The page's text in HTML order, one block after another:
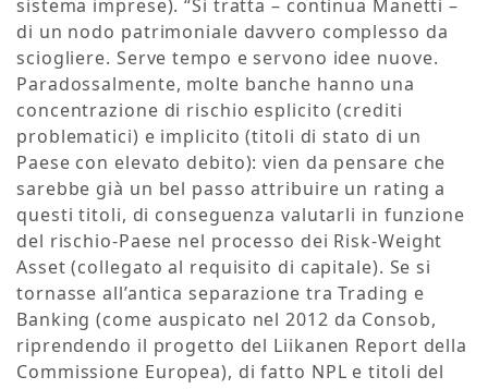
sistema imprese). “Si tratta – continua Manetti –
di un nodo patrimoniale davvero complesso da
sciogliere. Serve tempo e servono idee nuove.
Paradossalmente, molte banche hanno una
concentrazione di rischio esplicito (crediti
problematici) e implicito (titoli di stato di un
Paese con elevato debito): vien da pensare che
sarebbe già un bel passo attribuire un rating a
questi titoli, di conseguenza valutarli in funzione
del rischio-Paese nel processo dei Risk-Weight
Asset (collegato al requisito di capitale). Se si
tornasse all’antica separazione tra Trading e
Banking (come auspicato nel 2012 da Consob,
riprendendo il progetto del Liikanen Report della
Commissione Europea), di fatto NPL e titoli del